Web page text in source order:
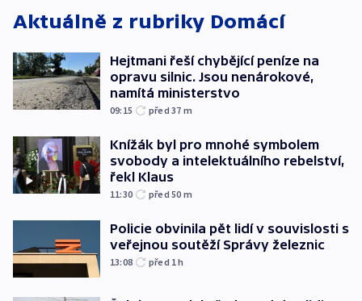
Aktuálně z rubriky Domácí
Hejtmani řeší chybějící peníze na
opravu silnic. Jsou nenárokové,
namítá ministerstvo
09:15 před 37 m
Knížák byl pro mnohé symbolem
svobody a intelektuálního rebelství,
řekl Klaus
11:30 před 50 m
Policie obvinila pět lidí v souvislosti s
veřejnou soutěží Správy železnic
13:08 před 1h